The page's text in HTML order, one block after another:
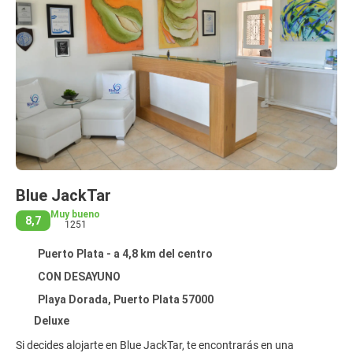
Blue JackTar
8,7
Muy bueno
1251
Puerto Plata - a 4,8 km del centro
CON DESAYUNO
Playa Dorada, Puerto Plata 57000
Deluxe
Si decides alojarte en Blue JackTar, te encontrarás en una